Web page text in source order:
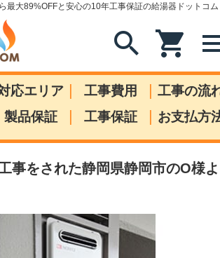
最大89%OFFと安心の10年工事保証の給湯器ドットコム
search shopping_cart
応エリア | 工事費用 | 工事の流
製品保証 | 工事保証 | お支払方
事をされた静岡県静岡市のO様よ